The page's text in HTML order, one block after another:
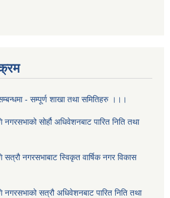
- सम्पूर्ण शाखा तथा समितिहरु ।।।
सोर्हौ अधिवेशनबाट पारित निति तथा
नगरसभाबाट स्विकृत वार्षिक नगर विकास
सत्रौ अधिवेशनबाट पारित निति तथा